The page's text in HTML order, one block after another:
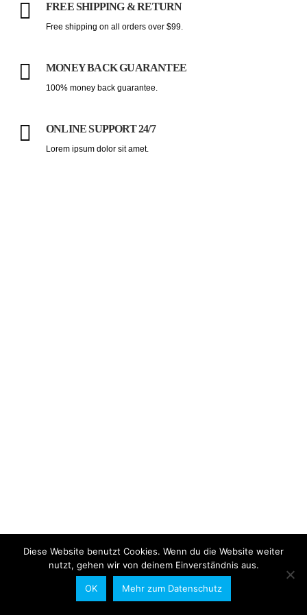
FREE SHIPPING & RETURN
Free shipping on all orders over $99.
MONEY BACK GUARANTEE
100% money back guarantee.
ONLINE SUPPORT 24/7
Lorem ipsum dolor sit amet.
Diese Website benutzt Cookies. Wenn du die Website weiter
nutzt, gehen wir von deinem Einverständnis aus.
OK Mehr zum Datenschutz